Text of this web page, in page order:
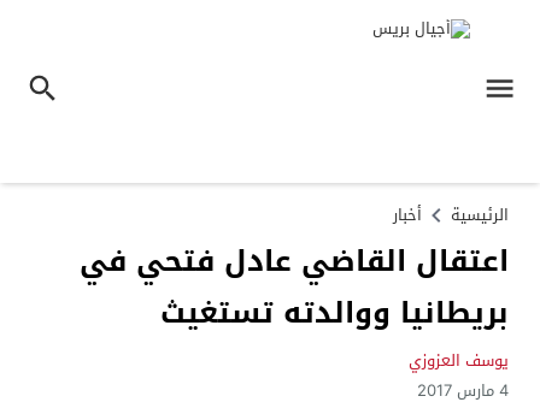
الرئيسية أخبار
اعتقال القاضي عادل فتحي في
بريطانيا ووالدته تستغيث
يوسف العزوزي
4 مارس 2017